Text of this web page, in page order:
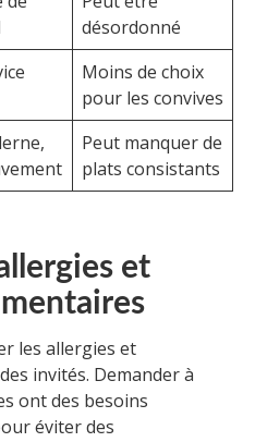
désordonné
Moins de choix
pour les convives
Peut manquer de
plats consistants
et
les allergies et
invités. Demander à
ont des besoins
éviter des